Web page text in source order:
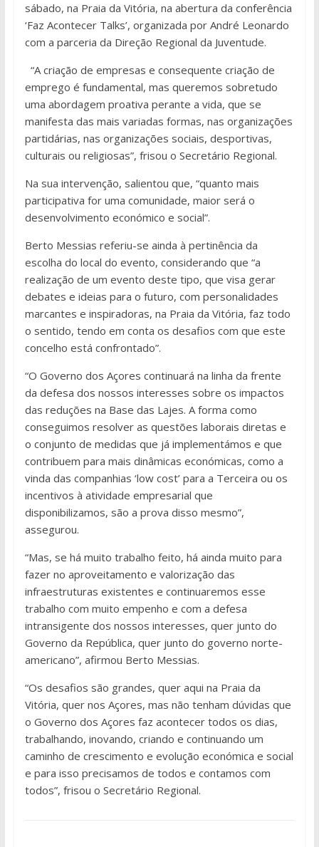
sábado, na Praia da Vitória, na abertura da conferência
‘Faz Acontecer Talks’, organizada por André Leonardo
com a parceria da Direção Regional da Juventude.
“A criação de empresas e consequente criação de
emprego é fundamental, mas queremos sobretudo
uma abordagem proativa perante a vida, que se
manifesta das mais variadas formas, nas organizações
partidárias, nas organizações sociais, desportivas,
culturais ou religiosas”, frisou o Secretário Regional.
Na sua intervenção, salientou que, “quanto mais
participativa for uma comunidade, maior será o
desenvolvimento económico e social”.
Berto Messias referiu-se ainda à pertinência da
escolha do local do evento, considerando que “a
realização de um evento deste tipo, que visa gerar
debates e ideias para o futuro, com personalidades
marcantes e inspiradoras, na Praia da Vitória, faz todo
o sentido, tendo em conta os desafios com que este
concelho está confrontado”.
“O Governo dos Açores continuará na linha da frente
da defesa dos nossos interesses sobre os impactos
das reduções na Base das Lajes. A forma como
conseguimos resolver as questões laborais diretas e
o conjunto de medidas que já implementámos e que
contribuem para mais dinâmicas económicas, como a
vinda das companhias ‘low cost’ para a Terceira ou os
incentivos à atividade empresarial que
disponibilizamos, são a prova disso mesmo”,
assegurou.
“Mas, se há muito trabalho feito, há ainda muito para
fazer no aproveitamento e valorização das
infraestruturas existentes e continuaremos esse
trabalho com muito empenho e com a defesa
intransigente dos nossos interesses, quer junto do
Governo da República, quer junto do governo norte-
americano”, afirmou Berto Messias.
“Os desafios são grandes, quer aqui na Praia da
Vitória, quer nos Açores, mas não tenham dúvidas que
o Governo dos Açores faz acontecer todos os dias,
trabalhando, inovando, criando e continuando um
caminho de crescimento e evolução económica e social
e para isso precisamos de todos e contamos com
todos”, frisou o Secretário Regional.